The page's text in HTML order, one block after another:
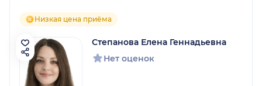
Низкая цена приёма
Степанова Елена Геннадьевна
Нет оценок